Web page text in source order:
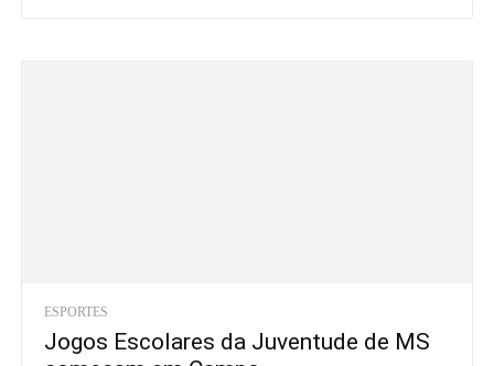
ESPORTES
Jogos Escolares da Juventude de MS